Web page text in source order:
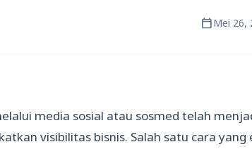
calendar_todayMei 26,
media sosial atau sosmed telah
visibilitas bisnis. Salah satu cara